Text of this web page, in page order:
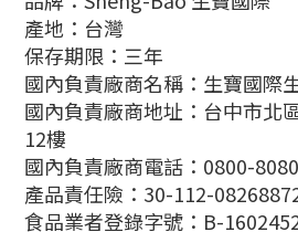
產地：台灣
保存期限：三年
國內負責廠商名稱：生寶國際
國內負責廠商地址：台中市北
12樓
國內負責廠商電話：0800-
產品責任險：30-112-
食品業者登錄字號： B-